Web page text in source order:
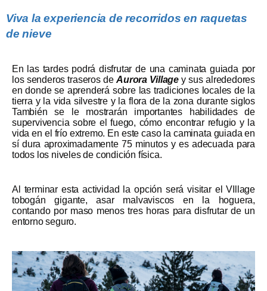
Viva la experiencia de recorridos en raquetas
de nieve
En las tardes podrá disfrutar de una caminata guiada por
los senderos traseros deAurora Villagey sus alrededores
en donde se aprenderá sobre las tradiciones locales de la
tierra y la vida silvestre y la flora de la zona durante siglos
También se le mostrarán importantes habilidades de
supervivencia sobre el fuego, cómo encontrar refugio y la
vida en el frío extremo. En este caso la caminata guiada en
sí dura aproximadamente 75 minutos y es adecuada para
todos los niveles de condición física.
Al terminar esta actividad la opción será visitar el VIllage
tobogán gigante, asar malvaviscos en la hoguera,
contando por maso menos tres horas para disfrutar de un
entorno seguro.